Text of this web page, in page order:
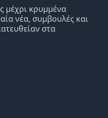
μέχρι κρυμμένα
νέα, συμβουλές και
στα